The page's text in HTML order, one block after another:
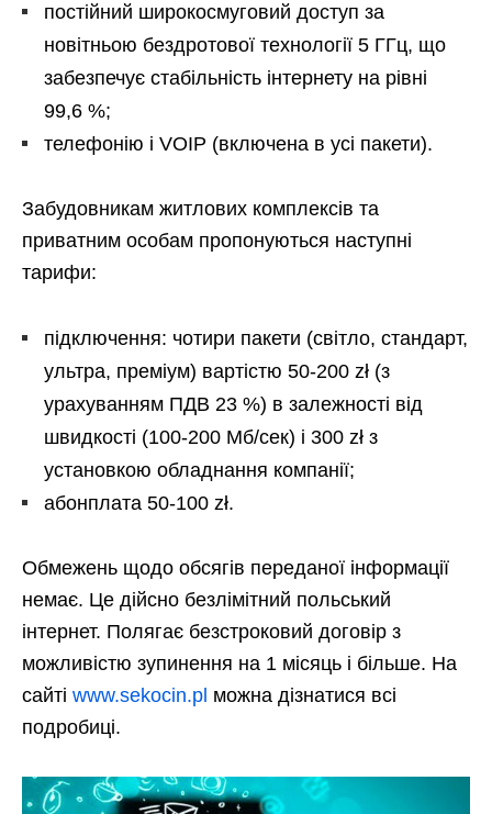
постійний широкосмуговий доступ за
новітньою бездротової технології 5 ГГц, що
забезпечує стабільність інтернету на рівні
99,6 %;
телефонію і VOIP (включена в усі пакети).
Забудовникам житлових комплексів та
приватним особам пропонуються наступні
тарифи:
підключення: чотири пакети (світло, стандарт,
ультра, преміум) вартістю 50-200 zł (з
урахуванням ПДВ 23 %) в залежності від
швидкості (100-200 Мб/сек) і 300 zł з
установкою обладнання компанії;
абонплата 50-100 zł.
Обмежень щодо обсягів переданої інформації
немає. Це дійсно безлімітний польський
інтернет. Полягає безстроковий договір з
можливістю зупинення на 1 місяць і більше. На
сайті www.sekocin.pl можна дізнатися всі
подробиці.